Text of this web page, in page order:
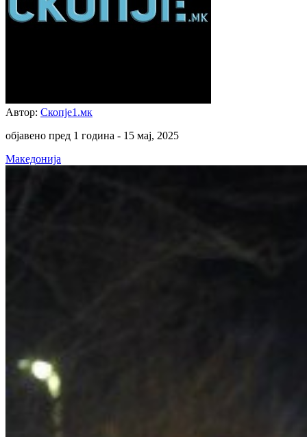
Автор: Скопје1.мк
објавено пред 1 година - 15 мај, 2025
Македонија